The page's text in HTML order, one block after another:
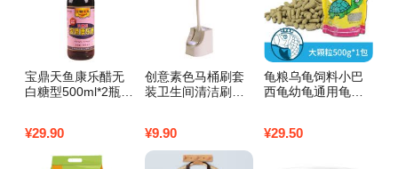
宝鼎天鱼康乐醋无
白糖型500ml*2瓶凉
¥29.90
创意素色马桶刷套
装卫生间清洁刷厕
¥9.90
龟粮乌龟饲料小巴
西龟幼龟通用龟龟
500g大颗粒*1包
¥29.50